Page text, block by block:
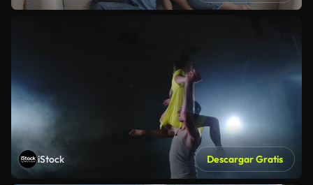
iStock Descargar Gratis